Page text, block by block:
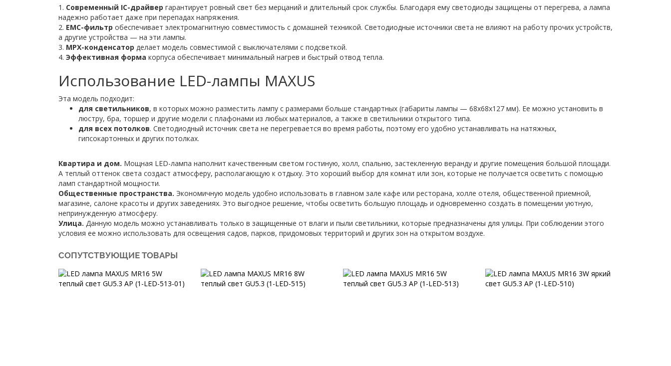
1. Современный IC-драйвер гарантирует ровный свет без мерцаний и длительный срок службы. Благодаря ему светодиоды защищены от перегрева, а лампа
надежно работает даже при перепадах напряжения.
2. ЕМС-фильтр обеспечивает электромагнитную совместимость с домашней техникой. Светодиодные источники света не влияют на работу прочих устройств,
а другие устройства — на эти лампы.
3. МРХ-конденсатор делает модель совместимой с выключателями с подсветкой.
4. Эффективная форма корпуса обеспечивает минимальный нагрев и быстрый отвод тепла.
Использование LED-лампы MAXUS
Эта модель подходит:
для светильников, в которых можно разместить лампу с размерами больше стандартных (габариты лампы — 68х68х127 мм). Ее можно установить в
люстру, бра, торшер и другие модели с плафонами из любых материалов, а также в светильники открытого типа.
для всех потолков. Светодиодный источник света не перегревается во время работы, поэтому его удобно устанавливать на натяжных,
гипсокартонных и других потолках.
Квартира и дом. Мощная LED-лампа наполнит качественным светом гостиную, холл, спальню, застекленную веранду и другие помещения большой площади.
А теплый оттенок света создаст атмосферу, располагающую к отдыху. Это хороший выбор для комнат или зон, которые не получается осветить с помощью
ламп стандартной мощности.
Общественные пространства. Экономичную модель удобно использовать в главном зале кафе или ресторана, холле отеля, общественной приемной,
магазине, салоне красоты и других заведениях. Это выгодное решение, чтобы осветить большую площадь и одновременно создать в помещении уютную,
непринужденную атмосферу.
Улица. Данную модель можно устанавливать только в защищенные от влаги и пыли светильники, которые предназначены для улицы. При соблюдении этого
условия ее можно использовать для освещения садов, парков, придомовых территорий и других зон на открытом воздухе.
СОПУТСТВУЮЩИЕ ТОВАРЫ